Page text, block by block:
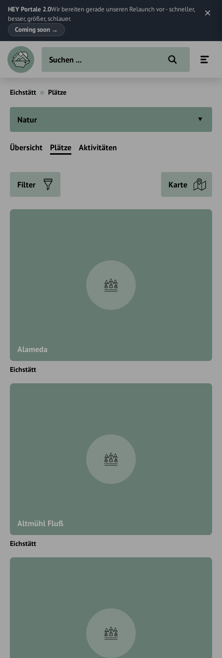
HEY Portale 2.0Wir bereiten gerade unseren Relaunch vor - schneller,
besser, größer, schlauer.
Coming soon →
Eichstätt Plätze
Natur
Übersicht Plätze Aktivitäten
Filter Karte
Alameda
Eichstätt
Altmühl Fluß
Eichstätt